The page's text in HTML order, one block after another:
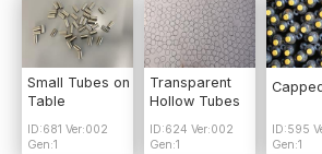
Small Tubes on
Table
ID:681 Ver:002
Gen:1
Transparent
Hollow Tubes
ID:624 Ver:002
Gen:1
ID:595
Gen:1